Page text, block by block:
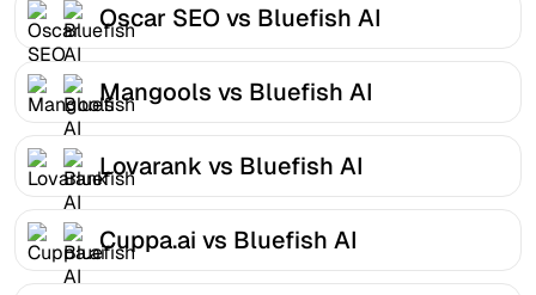
Oscar SEO vs Bluefish AI
Mangools vs Bluefish AI
Lovarank vs Bluefish AI
Cuppa.ai vs Bluefish AI